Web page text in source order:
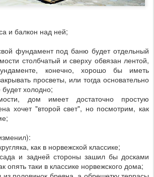
и балкон над ней;
фундамент под баню будет отдельный
столбчатый и сверху обвязан лентой,
конечно, хорошо бы иметь
просветы, или тогда основательно
холодно;
дом имеет достаточно простую
хочет "второй свет", но посмотрим, как
как в норвежской классике;
и задней стороны зашил бы досками
опять таки в классике норвежского дома;